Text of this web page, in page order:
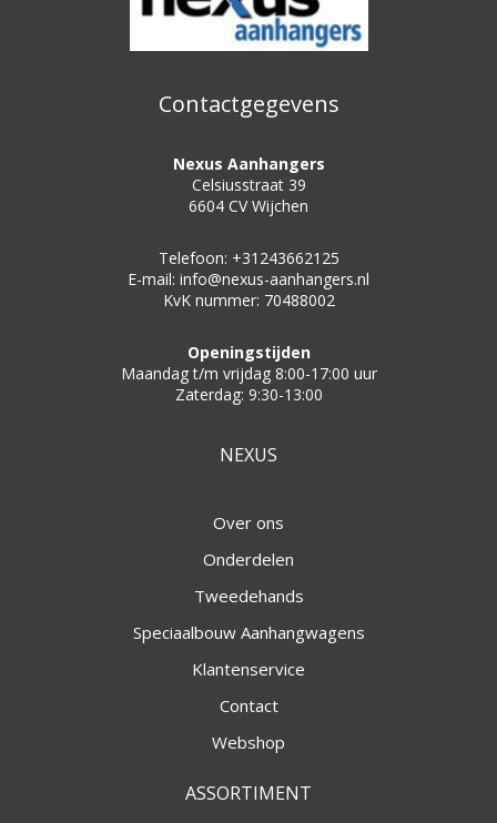
Contactgegevens
Nexus Aanhangers
Celsiusstraat 39
6604 CV Wijchen
Telefoon: +31243662125
E-mail: info@nexus-aanhangers.nl
KvK nummer: 70488002
Openingstijden
Maandag t/m vrijdag 8:00-17:00 uur
Zaterdag: 9:30-13:00
NEXUS
Over ons
Onderdelen
Tweedehands
Speciaalbouw Aanhangwagens
Klantenservice
Contact
Webshop
ASSORTIMENT